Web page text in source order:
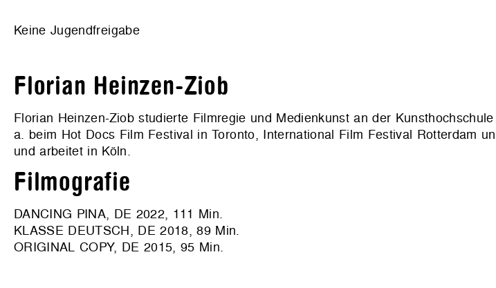
Keine Jugendfreigabe
Florian Heinzen-Ziob
Florian Heinzen-Ziob studierte Filmregie und Medienkunst an der
a. beim Hot Docs Film Festival in Toronto, International Film Festival Rotterdam
und arbeitet in Köln.
Filmografie
DANCING PINA, DE 2022, 111 Min.
KLASSE DEUTSCH, DE 2018, 89 Min.
ORIGINAL COPY, DE 2015, 95 Min.